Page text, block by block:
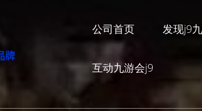
公司首页 发现j9
互动九游会j9